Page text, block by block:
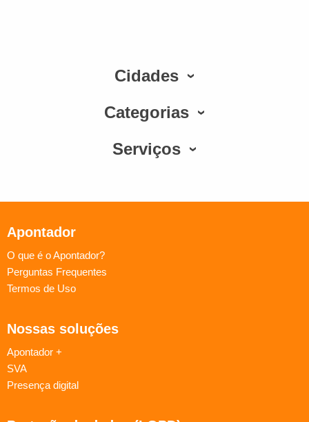
Cidades
Categorias
Serviços
Apontador
O que é o Apontador?
Perguntas Frequentes
Termos de Uso
Nossas soluções
Apontador +
SVA
Presença digital